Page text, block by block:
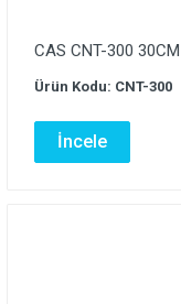
CAS CNT-300
Ürün Kodu: CNT-300
İncele